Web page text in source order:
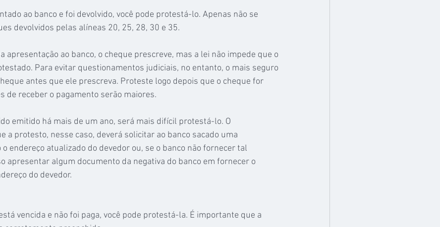
ao banco e foi devolvido, você pode protestá-lo. Apenas não se
devolvidos pelas alíneas 20, 25, 28, 30 e 35.
apresentação ao banco, o cheque prescreve, mas a lei não impede que o
Para evitar questionamentos judiciais, no entanto, o mais seguro
antes que ele prescreva. Proteste logo depois que o cheque for
de receber o pagamento serão maiores.
emitido há mais de um ano, será mais difícil protestá-lo. O
a protesto, nesse caso, deverá solicitar ao banco sacado uma
endereço atualizado do devedor ou, se o banco não fornecer tal
apresentar algum documento da negativa do banco em fornecer o
do devedor.
vencida e não foi paga, você pode protestá-la. É importante que a